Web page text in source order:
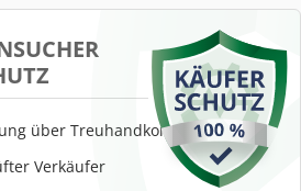
über Treuhandkonto
Verkäufer